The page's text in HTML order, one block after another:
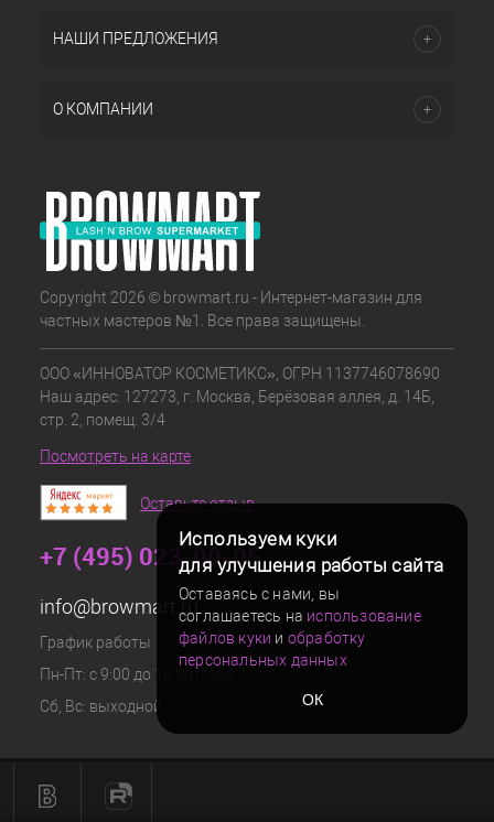
Используем куки
для улучшения работы сайта
Оставаясь с нами, вы
соглашаетесь на использование
файлов куки и обработку
персональных данных
ОК
НАШИ ПРЕДЛОЖЕНИЯ
О КОМПАНИИ
Copyright 2026 © browmart.ru - Интернет-магазин для
частных мастеров №1. Все права защищены.
ООО «ИННОВАТОР КОСМЕТИКС», ОГРН 1137746078690
Наш адрес: 127273, г. Москва, Берёзовая аллея, д. 14Б,
стр. 2, помещ. 3/4
Посмотреть на карте
Оставьте отзыв
+7 (495) 023-00-05
info@browmart.ru
График работы
Пн-Пт: с 9:00 до 18:00 (Мск)
Сб, Вс: выходной